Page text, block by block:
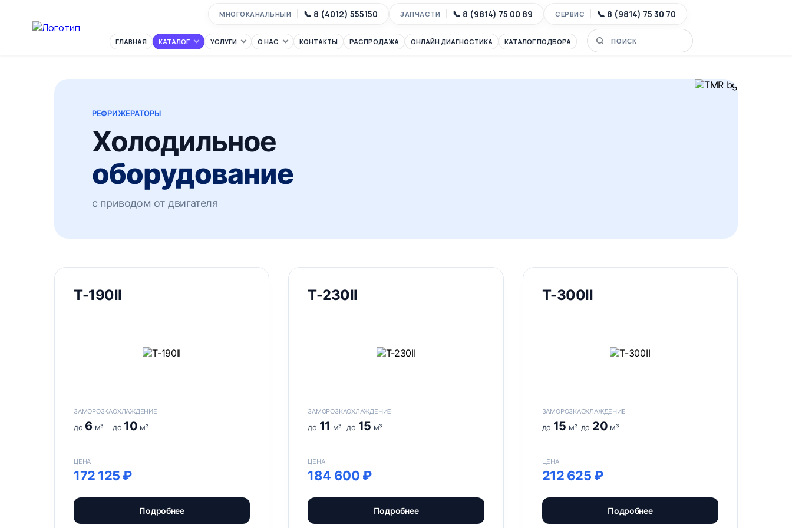
МНОГОКАНАЛЬНЫЙ 📞 8 (4012) 555150 ЗАПЧАСТИ 📞 8 (9814) 75 00 89 СЕРВИС 📞 8 (9814) 75 30 70
ГЛАВНАЯ КАТАЛОГ УСЛУГИ О НАС КОНТАКТЫ РАСПРОДАЖА ОНЛАЙН ДИАГНОСТИКА КАТАЛОГ ПОДБОРА
РЕФРИЖЕРАТОРЫ
Холодильное
оборудование
с приводом от двигателя
Т-190II
ЗАМОРОЗКА
до 6м³
ОХЛАЖДЕНИЕ
до 10 м³
ЦЕНА
172 125 ₽
Подробнее
Т-230II
ЗАМОРОЗКА
до 11 м³
ОХЛАЖДЕНИЕ
до 15 м³
ЦЕНА
184 600 ₽
Подробнее
Т-300II
ЗАМОРОЗКА
до 15 м³
ОХЛАЖДЕНИЕ
до 20 м³
ЦЕНА
212 625 ₽
Подробнее